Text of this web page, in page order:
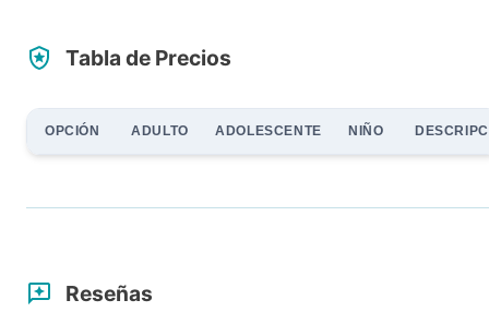
Tabla de Precios
OPCIÓN ADULTO ADOLESCENTE NIÑO
Reseñas